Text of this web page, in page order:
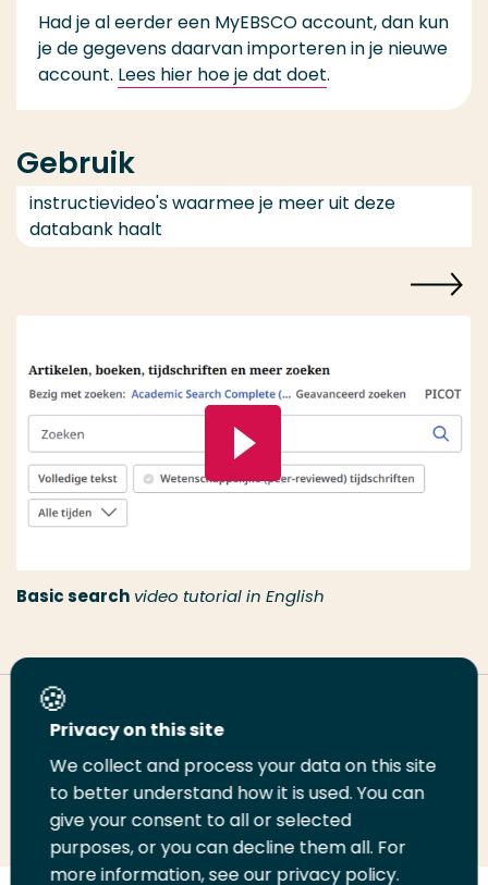
Had je al eerder een MyEBSCO account, dan kun
je de gegevens daarvan importeren in je nieuwe
account. Lees hier hoe je dat doet.
Gebruik
instructievideo's waarmee je meer uit deze
databank haalt
Basic search video tutorial in English
Deel deze pagina
Deel
LinkedIn
Deel
op
Twitter
Deel
op
Facebook
Email
deze
pagina
Print
deze
pagina
Privacy on this site
We collect and process your data on this site
to better understand how it is used. You can
give your consent to all or selected
purposes, or you can decline them all. For
more information, see our privacy policy.